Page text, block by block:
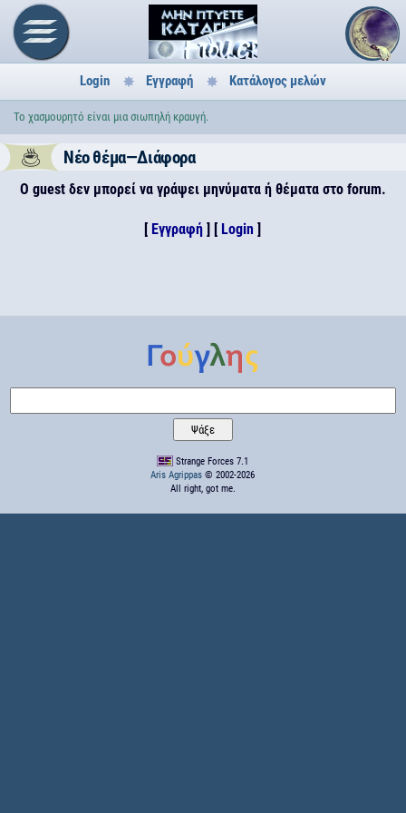
Login Εγγραφή Κατάλογος μελών
Το χασμουρητό είναι μια σιωπηλή κραυγή.
Νέο θέμα—Διάφορα
Ο guest δεν μπορεί να γράψει μηνύματα ή θέματα στο forum.
[ Εγγραφή ] [ Login ]
Strange Forces 7.1
Aris Agrippas © 2002-2026
All right, got me.